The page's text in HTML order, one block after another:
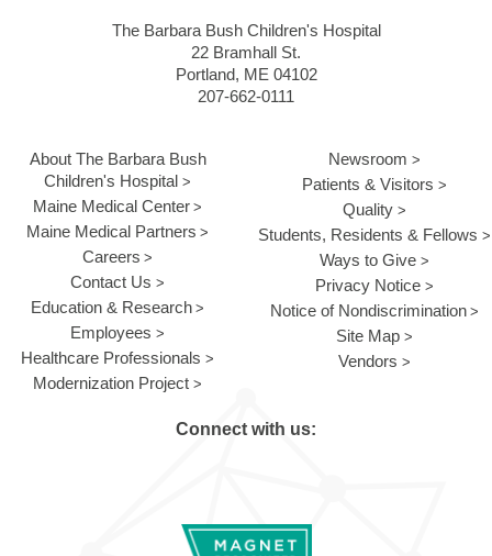
The Barbara Bush Children's Hospital
22 Bramhall St.
Portland, ME 04102
207-662-0111
About The Barbara Bush
Children's Hospital
Maine Medical Center
Maine Medical Partners
Careers
Contact Us
Education & Research
Employees
Healthcare Professionals
Modernization Project
Newsroom
Patients & Visitors
Quality
Students, Residents & Fellows
Ways to Give
Privacy Notice
Notice of Nondiscrimination
Site Map
Vendors
Connect with us: